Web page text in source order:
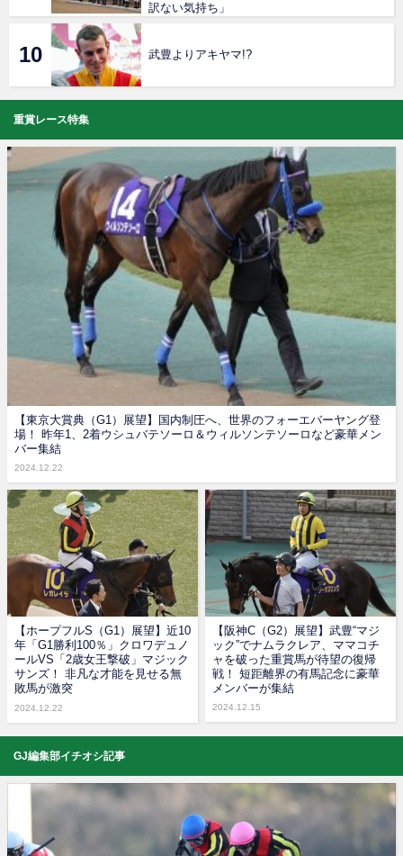
訳ない気持ち」
武豊よりアキヤマ!?
重賞レース特集
【東京大賞典（G1）展望】国内制圧へ、世界のフォーエバーヤング登
場！ 昨年1、2着ウシュバテソーロ＆ウィルソンテソーロなど豪華メン
バー集結
2024.12.22
【ホープフルS（G1）展望】近10
年「G1勝利100％」クロワデュノ
ールVS「2歳女王撃破」マジック
サンズ！ 非凡な才能を見せる無
敗馬が激突
2024.12.22
【阪神C（G2）展望】武豊“マジ
ック”でナムラクレア、ママコチ
ャを破った重賞馬が待望の復帰
戦！ 短距離界の有馬記念に豪華
メンバーが集結
2024.12.15
GJ編集部イチオシ記事